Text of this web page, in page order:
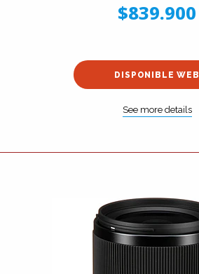
$839.900
DISPONIBLE WEB
See more details